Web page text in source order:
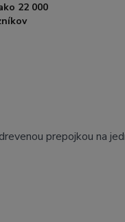
22 000
prepojkou na